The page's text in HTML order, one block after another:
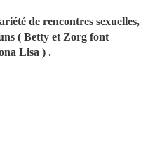
de rencontres sexuelles,
( Betty et Zorg font
Lisa ) .